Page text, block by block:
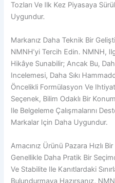
Tozları Ve Ilk Kez Piyasaya
Uygundur.
Markanız Daha Teknik Bir
NMNH’yi Tercih Edin. NMNH,
Hikâye Sunabilir; Ancak Bu,
Incelemesi, Daha Sıkı
Öncelikli Formülasyon Ve
Seçenek, Bilim Odaklı Bir
Ile Belgeleme Çalışmalarını
Markalar Için Daha Uygundur.
Amacınız Ürünü Pazara Hızlı
Genellikle Daha Pratik Bir
Ve Stabilite Ile Kanıtlardaki
Bulundurmaya Hazırsanız,